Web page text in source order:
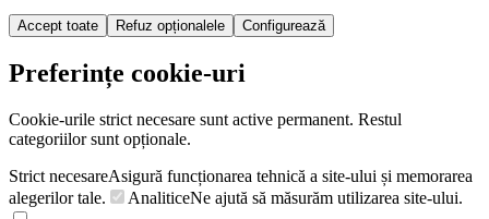
Accept toate Refuz opționalele Configurează
Preferințe cookie-uri
Cookie-urile strict necesare sunt active permanent. Restul
categoriilor sunt opționale.
Strict necesareAsigură funcționarea tehnică a site-ului și memorarea
alegerilor tale.
AnaliticeNe ajută să măsurăm utilizarea site-ului.